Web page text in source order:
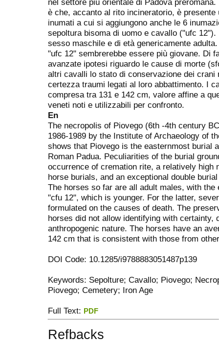
nel settore più orientale di Padova
è che, accanto al rito incineratorio, è
inumati a cui si aggiungono anche le 6
sepoltura bisoma di uomo e cavallo ("ufc
sesso maschile e di età genericamente
"ufc 12" sembrerebbe essere più giovane. Di
avanzate ipotesi riguardo le cause di morte
altri cavalli lo stato di conservazione dei crani
certezza traumi legati al loro abbattimento. I
compresa tra 131 e 142 cm, valore affine a
veneti noti e utilizzabili per confronto.
En
The necropolis of Piovego (6th -4th century
1986-1989 by the Institute of Archaeology of
shows that Piovego is the easternmost burial
Roman Padua. Peculiarities of the burial
occurrence of cremation rite, a relatively high
horse burials, and an exceptional double
The horses so far are all adult males, with
"cfu 12", which is younger. For the latter,
formulated on the causes of death. The
horses did not allow identifying with certainty,
anthropogenic nature. The horses have an
142 cm that is consistent with those from
DOI Code: 10.1285/i9788883051487p139
Keywords: Sepolture; Cavallo; Piovego;
Piovego; Cemetery; Iron Age
Full Text: PDF
Refbacks